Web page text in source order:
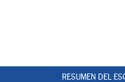
RESUMEN DEL